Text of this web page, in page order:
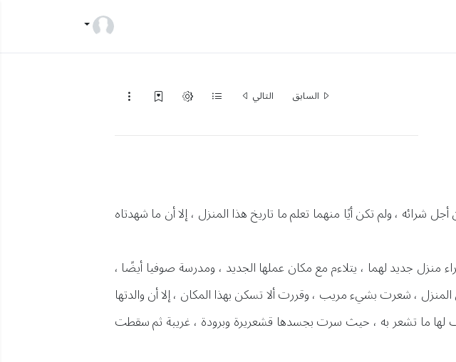
السابق التالي
شرائه ، ولم تكن أيًا منهما تعلم ما تاريخ هذا المنزل ، إلا أن ما شهدتاه
2007م ، حيث ذهبت والدتها لشراء منزل جديد لهما ، يتلاءم مع مكان عملها الجديد ، ومدرسة صوفيا أيضًا ،
، شعرت بشيء مريب ، وقررت ألا تسكن بهذا المكان ، إلا أن والدتها
ما تشعر به ، حيث سرت بجسدها قشعريرة وبرودة ، غريبة ثم سقطت